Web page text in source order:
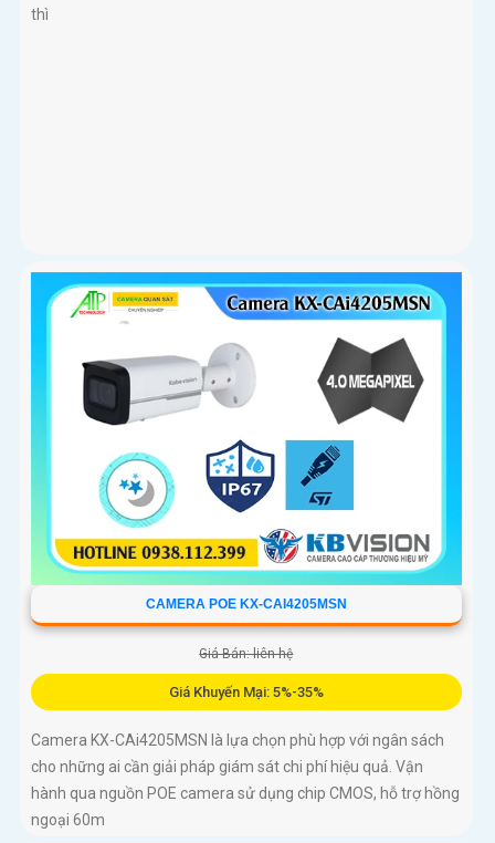
thì
CAMERA POE KX-CAI4205MSN
Giá Bán: liên hệ
Giá Khuyến Mại: 5%-35%
Camera KX-CAi4205MSN là lựa chọn phù hợp với ngân sách
cho những ai cần giải pháp giám sát chi phí hiệu quả. Vận
hành qua nguồn POE camera sử dụng chip CMOS, hỗ trợ hồng
ngoại 60m